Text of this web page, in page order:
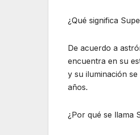
¿Qué significa
De acuerdo a
encuentra en su
y su iluminación
años.
¿Por qué se llama